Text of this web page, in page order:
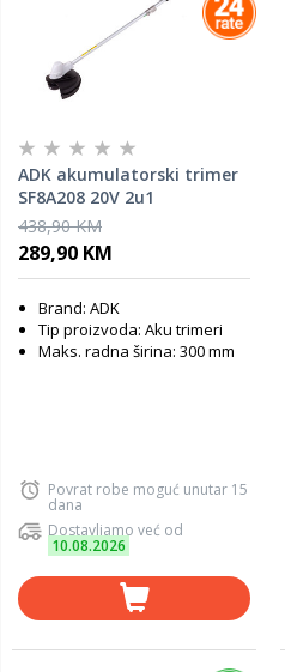
ADK akumulatorski trimer
SF8A208 20V 2u1
438,90 KM
289,90 KM
Brand: ADK
Tip proizvoda: Aku trimeri
Maks. radna širina: 300 mm
Povrat robe moguć unutar 15
dana
Dostavljamo već od
10.08.2026